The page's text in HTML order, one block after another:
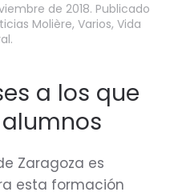
de 2018. Publicado
Molière, Varios, Vida
.
a los que
Zaragoza es
esta formación